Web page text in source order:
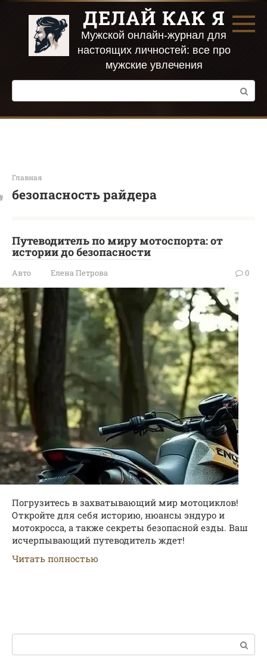
Перейти
контенту
ДЕЛАЙ КАК Я
Мужской онлайн-журнал для
настоящих личностей: все про
мужские увлечения
Поиск:
Главная
безопасность райдера
Путеводитель по миру мотоспорта: от
истории до безопасности
Авто Елена Петрова 0
Погрузитесь в захватывающий мир мотоциклов!
Откройте для себя историю, нюансы эндуро и
мотокросса, а также секреты безопасной езды. Ваш
исчерпывающий путеводитель ждет!
Читать полностью
Поиск: